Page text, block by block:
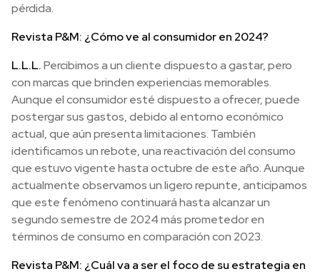
pérdida.
Revista P&M: ¿Cómo ve al consumidor en 2024?
L.L.L.Percibimos a un cliente dispuesto a gastar, pero
con marcas que brinden experiencias memorables.
Aunque el consumidor esté dispuesto a ofrecer, puede
postergar sus gastos, debido al entorno económico
actual, que aún presenta limitaciones. También
identificamos un rebote, una reactivación del consumo
que estuvo vigente hasta octubre de este año. Aunque
actualmente observamos un ligero repunte, anticipamos
que este fenómeno continuará hasta alcanzar un
segundo semestre de 2024 más prometedor en
términos de consumo en comparación con 2023.
Revista P&M: ¿Cuál va a ser el foco de su estrategia en